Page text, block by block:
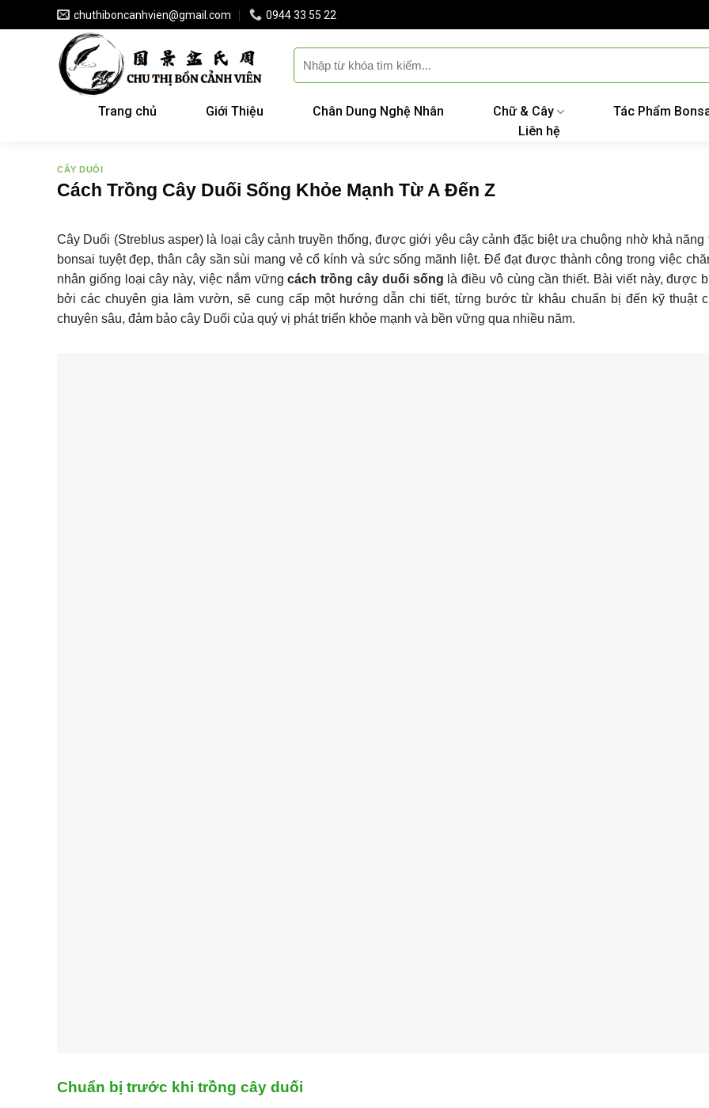
to
chuthiboncanhvien@gmail.com 0944 33 55 22
Trang chủ Giới Thiệu Chân Dung Nghệ Nhân Chữ & Cây Tác Phẩm
Liên hệ
CÂY DUỐI
Cách Trồng Cây Duối Sống Khỏe Mạnh Từ A Đến Z
Cây Duối (Streblus asper) là loại cây cảnh truyền thống, được giới yêu cây cảnh đặc biệt ưa chuộng nhờ khả năng
bonsai tuyệt đẹp, thân cây sần sùi mang vẻ cổ kính và sức sống mãnh liệt. Để đạt được thành công trong việc
nhân giống loại cây này, việc nắm vữngcách trồng cây duối sống là điều vô cùng cần thiết. Bài viết này, được
bởi các chuyên gia làm vườn, sẽ cung cấp một hướng dẫn chi tiết, từng bước từ khâu chuẩn bị đến kỹ thuật
chuyên sâu, đảm bảo cây Duối của quý vị phát triển khỏe mạnh và bền vững qua nhiều năm.
Chuẩn bị trước khi trồng cây duối